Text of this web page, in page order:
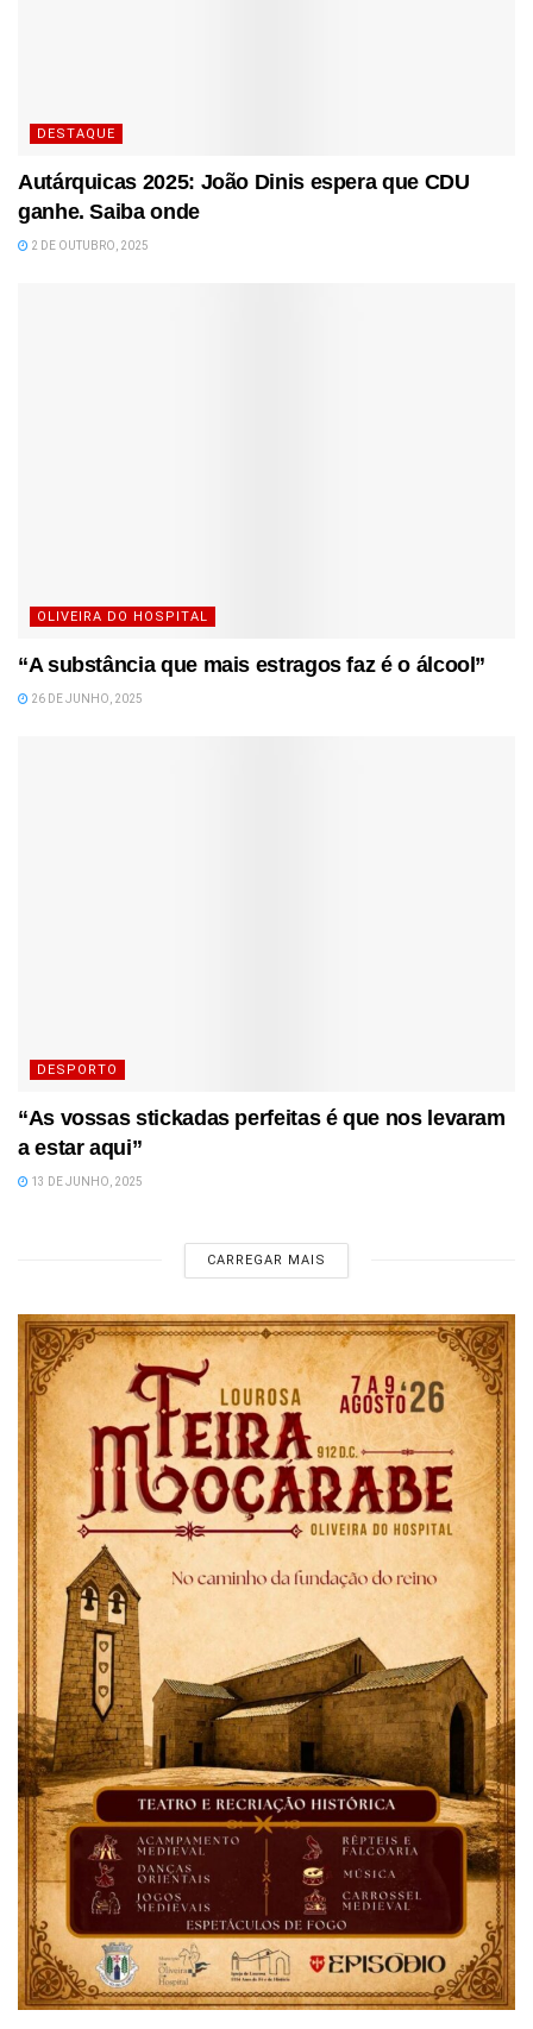
DESTAQUE
Autárquicas 2025: João Dinis espera que CDU
ganhe. Saiba onde
2 DE OUTUBRO, 2025
OLIVEIRA DO HOSPITAL
“A substância que mais estragos faz é o álcool”
26 DE JUNHO, 2025
DESPORTO
“As vossas stickadas perfeitas é que nos levaram
a estar aqui”
13 DE JUNHO, 2025
CARREGAR MAIS